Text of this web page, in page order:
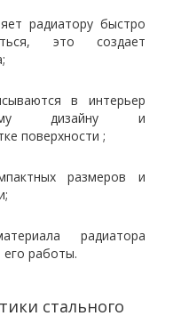
радиатору быстро
это создает
в интерьер
дизайну и
поверхности ;
размеров и
радиатора
его работы.
стального